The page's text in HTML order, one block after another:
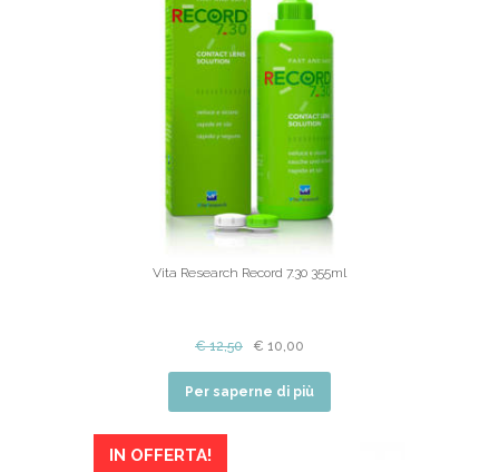
Vita Research Record 7.30 355ml
€12,50 € 10,00
Per saperne di più
IN OFFERTA!